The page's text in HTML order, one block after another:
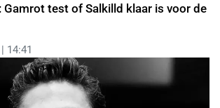
Gamrot test of Salkilld klaar is voor de
14:41